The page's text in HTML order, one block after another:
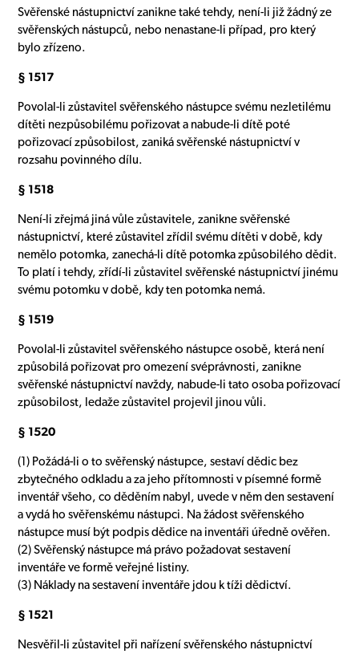
Svěřenské nástupnictví zanikne také tehdy, není-li již žádný ze
svěřenských nástupců, nebo nenastane-li případ, pro který
bylo zřízeno.
§ 1517
Povolal-li zůstavitel svěřenského nástupce svému nezletilému
dítěti nezpůsobilému pořizovat a nabude-li dítě poté
pořizovací způsobilost, zaniká svěřenské nástupnictví v
rozsahu povinného dílu.
§ 1518
Není-li zřejmá jiná vůle zůstavitele, zanikne svěřenské
nástupnictví, které zůstavitel zřídil svému dítěti v době, kdy
nemělo potomka, zanechá-li dítě potomka způsobilého dědit.
To platí i tehdy, zřídí-li zůstavitel svěřenské nástupnictví jinému
svému potomku v době, kdy ten potomka nemá.
§ 1519
Povolal-li zůstavitel svěřenského nástupce osobě, která není
způsobilá pořizovat pro omezení svéprávnosti, zanikne
svěřenské nástupnictví navždy, nabude-li tato osoba pořizovací
způsobilost, ledaže zůstavitel projevil jinou vůli.
§ 1520
(1) Požádá-li o to svěřenský nástupce, sestaví dědic bez
zbytečného odkladu a za jeho přítomnosti v písemné formě
inventář všeho, co děděním nabyl, uvede v něm den sestavení
a vydá ho svěřenskému nástupci. Na žádost svěřenského
nástupce musí být podpis dědice na inventáři úředně ověřen.
(2) Svěřenský nástupce má právo požadovat sestavení
inventáře ve formě veřejné listiny.
(3) Náklady na sestavení inventáře jdou k tíži dědictví.
§ 1521
Nesvěřil-li zůstavitel při nařízení svěřenského nástupnictví